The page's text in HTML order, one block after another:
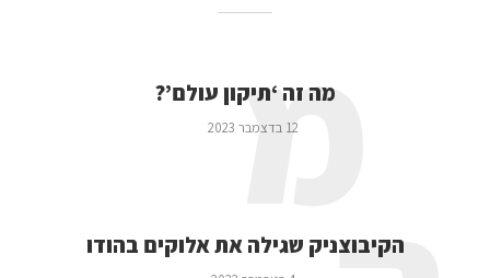
מה זה ‘תיקון עולם’?
12 בדצמבר 2023
מ
הקיבוצניק שגילה את אלוקים בהודו